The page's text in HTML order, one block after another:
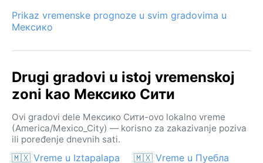
Prikaz vremenske prognoze u svim gradovima u
Мексико
Drugi gradovi u istoj vremenskoj
zoni kao Мексико Сити
Ovi gradovi dele Мексико Сити-ovo lokalno vreme
(America/Mexico_City) — korisno za zakazivanje poziva
ili poređenje dnevnih sati.
🇲🇽 Vreme u Iztapalapa 🇲🇽 Vreme u Пуебла